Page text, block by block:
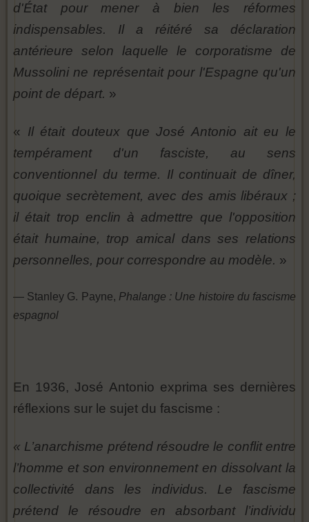
d'État pour mener à bien les réformes
indispensables. Il a réitéré sa déclaration
antérieure selon laquelle le corporatisme de
Mussolini ne représentait pour l'Espagne qu'un
point de départ. »
« Il était douteux que José Antonio ait eu le
tempérament d'un fasciste, au sens
conventionnel du terme. Il continuait de dîner,
quoique secrètement, avec des amis libéraux ;
il était trop enclin à admettre que l'opposition
était humaine, trop amical dans ses relations
personnelles, pour correspondre au modèle. »
— Stanley G. Payne, Phalange : Une histoire du fascisme
espagnol
En 1936, José Antonio exprima ses dernières
réflexions sur le sujet du fascisme :
« L’anarchisme prétend résoudre le conflit entre
l’homme et son environnement en dissolvant la
collectivité dans les individus. Le fascisme
prétend le résoudre en absorbant l’individu